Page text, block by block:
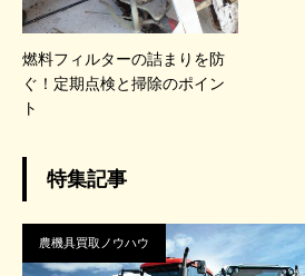
燃料フィルターの詰まりを防
ぐ！定期点検と掃除のポイン
ト
特集記事
農機具買取ノウハウ